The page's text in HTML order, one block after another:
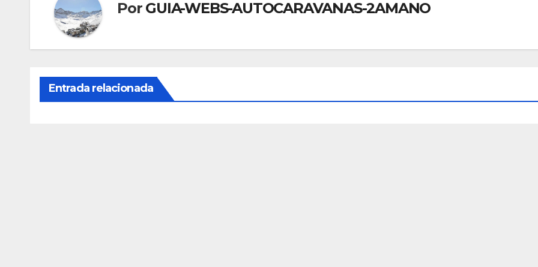
Por GUIA-WEBS-AUTOCARAVANAS-2AMANO
Entrada relacionada